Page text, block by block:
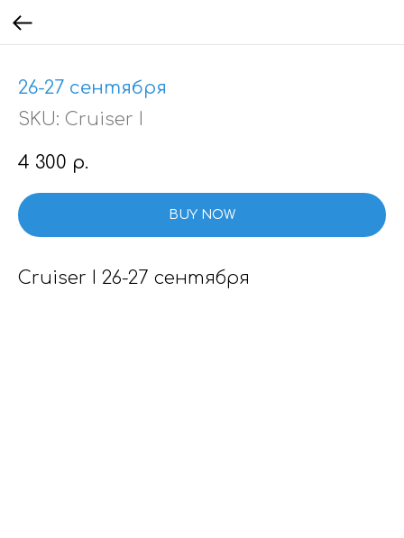
26-27 сентября
SKU: Cruiser I
4 300 р.
BUY NOW
Cruiser I 26-27 сентября